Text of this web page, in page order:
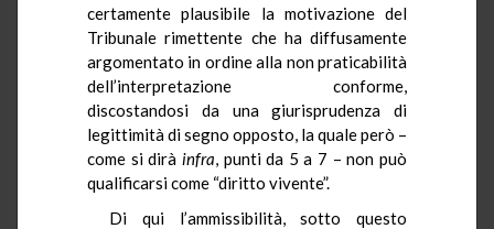
certamente plausibile la motivazione del
Tribunale rimettente che ha diffusamente
argomentato in ordine alla non praticabilità
dell’interpretazione conforme,
discostandosi da una giurisprudenza di
legittimità di segno opposto, la quale però –
come si dirà infra, punti da 5 a 7 – non può
qualificarsi come “diritto vivente”.
Di qui l’ammissibilità, sotto questo